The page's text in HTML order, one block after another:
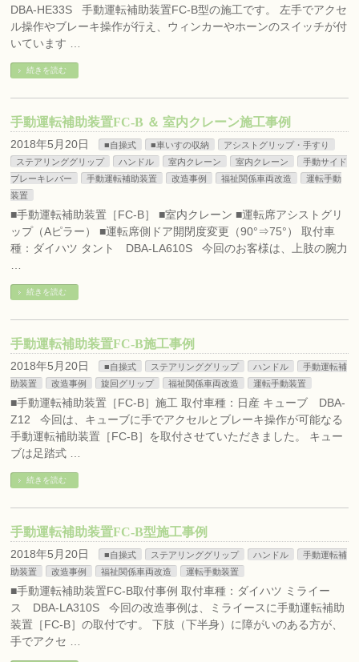
DBA-HE33S 手動運転補助装置FC-B型の施工です。 左手でアクセ
ル操作やブレーキ操作が行え、ウィンカーやホーンのスイッチが付
いています …
続きを読む
手動運転補助装置FC-B ＆ 室内クレーン施工事例
2018年5月20日 ■自操式 ■車いすの収納
アシストグリップ・手すり
ステアリンググリップ
ハンドル 室内クレーン 室内クレーン
手動サイド
ブレーキレバー
手動運転補助装置 改造事例 福祉関係車両改造
運転手動
装置
■手動運転補助装置［FC-B］ ■室内クレーン ■運転席アシストグリ
ップ（Aピラー） ■運転席側ドア開閉度変更（90°⇒75°） 取付車
種：ダイハツ タント DBA-LA610S 今回のお客様は、上肢の腕力
続きを読む
手動運転補助装置FC-B施工事例
2018年5月20日 ■自操式 ステアリンググリップ ハンドル
手動運転補
助装置
改造事例 旋回グリップ 福祉関係車両改造 運転手動装置
■手動運転補助装置［FC-B］施工 取付車種：日産 キューブ DBA-
Z12 今回は、キューブに手でアクセルとブレーキ操作が可能なる
手動運転補助装置［FC-B］を取付させていただきました。 キュー
ブは足踏式 …
続きを読む
手動運転補助装置FC-B型施工事例
2018年5月20日 ■自操式 ステアリンググリップ ハンドル
手動運転補
助装置
改造事例 福祉関係車両改造 運転手動装置
■手動運転補助装置FC-B取付事例 取付車種：ダイハツ ミライー
ス DBA-LA310S 今回の改造事例は、ミライースに手動運転補助
装置［FC-B］の取付です。 下肢（下半身）に障がいのある方が、
手でアクセ …